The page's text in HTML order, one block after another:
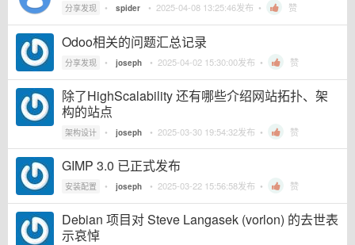
分享发现 • spider • 2025-04-08 13:25:46发布 • 赞
Odoo相关的问题汇总记录
分享发现 • joseph • 2025-04-02 15:30:00发布 • 赞
除了HighScalability 还有哪些介绍网站拓扑、架
构的站点
架构设计 • joseph • 2025-03-30 19:54:32发布 • 赞
GIMP 3.0 已正式发布
安装配置 • joseph • 2025-03-22 15:56:58发布 • 赞
Debian 项目对 Steve Langasek (vorlon) 的去世表
示哀悼